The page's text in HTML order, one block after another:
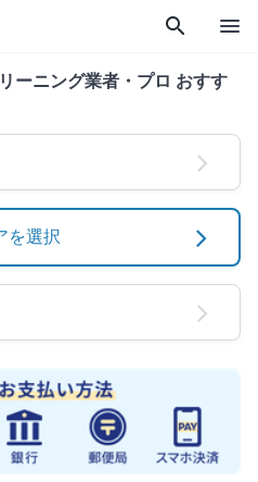
search menu
ーニング業者・プロ おすす
を選択